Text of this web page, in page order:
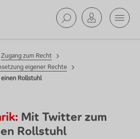
Zugang zum Recht
eigener Rechte
Rollstuhl
Mit Twitter zum
Rollstuhl